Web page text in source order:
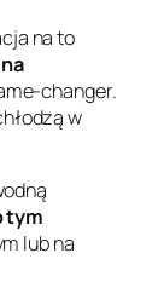
na to
changer.
w
tym
lub na